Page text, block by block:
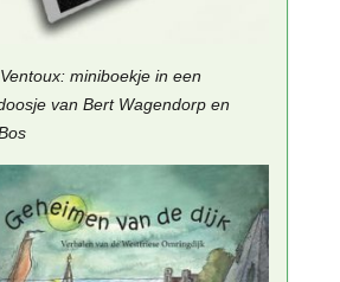
miniboekje in een
van Bert Wagendorp en